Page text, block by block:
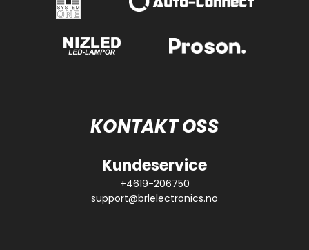
KONTAKT OSS
Kundeservice
+4619-206750
support@brlelectronics.no